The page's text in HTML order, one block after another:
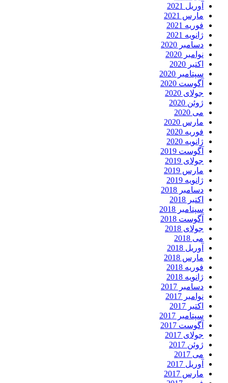
آوریل 2021
مارس 2021
فوریه 2021
ژانویه 2021
دسامبر 2020
نوامبر 2020
اکتبر 2020
سپتامبر 2020
آگوست 2020
جولای 2020
ژوئن 2020
می 2020
مارس 2020
فوریه 2020
ژانویه 2020
آگوست 2019
جولای 2019
مارس 2019
ژانویه 2019
دسامبر 2018
اکتبر 2018
سپتامبر 2018
آگوست 2018
جولای 2018
می 2018
آوریل 2018
مارس 2018
فوریه 2018
ژانویه 2018
دسامبر 2017
نوامبر 2017
اکتبر 2017
سپتامبر 2017
آگوست 2017
جولای 2017
ژوئن 2017
می 2017
آوریل 2017
مارس 2017